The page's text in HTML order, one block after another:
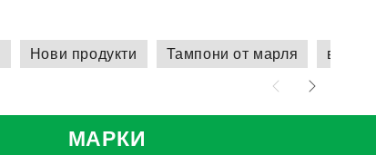
Нови продукти Тампони от марля всичко
МАРКИ